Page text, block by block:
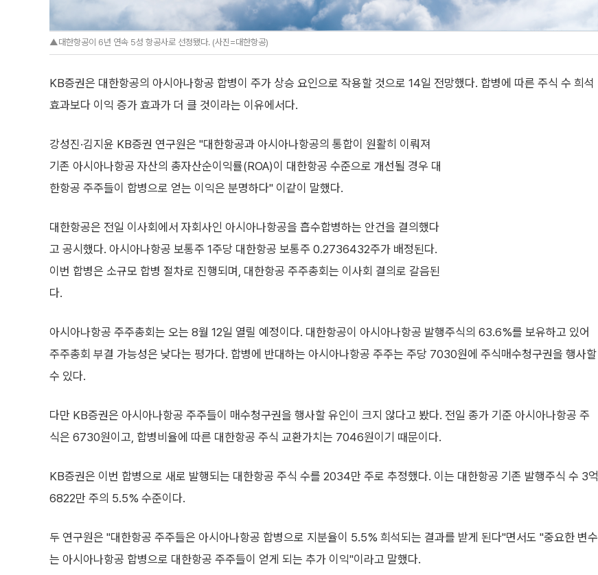
▲대한항공이 6년 연속 5성 항공사로 선정됐다. (사진=대한항공)
KB증권은 대한항공의 아시아나항공 합병이 주가 상승 요인으로 작용할 것으로 14일 전망했다. 합병에 따른 주식 수 희석
효과보다 이익 증가 효과가 더 클 것이라는 이유에서다.
강성진·김지윤 KB증권 연구원은 "대한항공과 아시아나항공의 통합이 원활히 이뤄져
기존 아시아나항공 자산의 총자산순이익률(ROA)이 대한항공 수준으로 개선될 경우 대
한항공 주주들이 합병으로 얻는 이익은 분명하다" 이같이 말했다.
대한항공은 전일 이사회에서 자회사인 아시아나항공을 흡수합병하는 안건을 결의했다
고 공시했다. 아시아나항공 보통주 1주당 대한항공 보통주 0.2736432주가 배정된다.
이번 합병은 소규모 합병 절차로 진행되며, 대한항공 주주총회는 이사회 결의로 갈음된
다.
아시아나항공 주주총회는 오는 8월 12일 열릴 예정이다. 대한항공이 아시아나항공 발행주식의 63.6%를 보유하고 있어
주주총회 부결 가능성은 낮다는 평가다. 합병에 반대하는 아시아나항공 주주는 주당 7030원에 주식매수청구권을 행사할
수 있다.
다만 KB증권은 아시아나항공 주주들이 매수청구권을 행사할 유인이 크지 않다고 봤다. 전일 종가 기준 아시아나항공 주
식은 6730원이고, 합병비율에 따른 대한항공 주식 교환가치는 7046원이기 때문이다.
KB증권은 이번 합병으로 새로 발행되는 대한항공 주식 수를 2034만 주로 추정했다. 이는 대한항공 기존 발행주식 수 3억
6822만 주의 5.5% 수준이다.
두 연구원은 "대한항공 주주들은 아시아나항공 합병으로 지분율이 5.5% 희석되는 결과를 받게 된다"면서도 "중요한 변수
는 아시아나항공 합병으로 대한항공 주주들이 얻게 되는 추가 이익"이라고 말했다.